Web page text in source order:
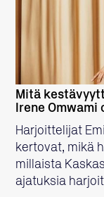
Mitä
Irene
Harjoittelijat
kertovat, mikä
millaista
ajatuksia